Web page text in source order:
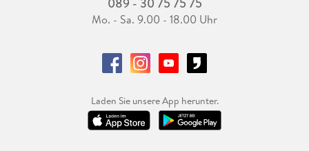
Mo. - Sa. 9.00 - 18.00 Uhr
Laden Sie unsere App herunter.